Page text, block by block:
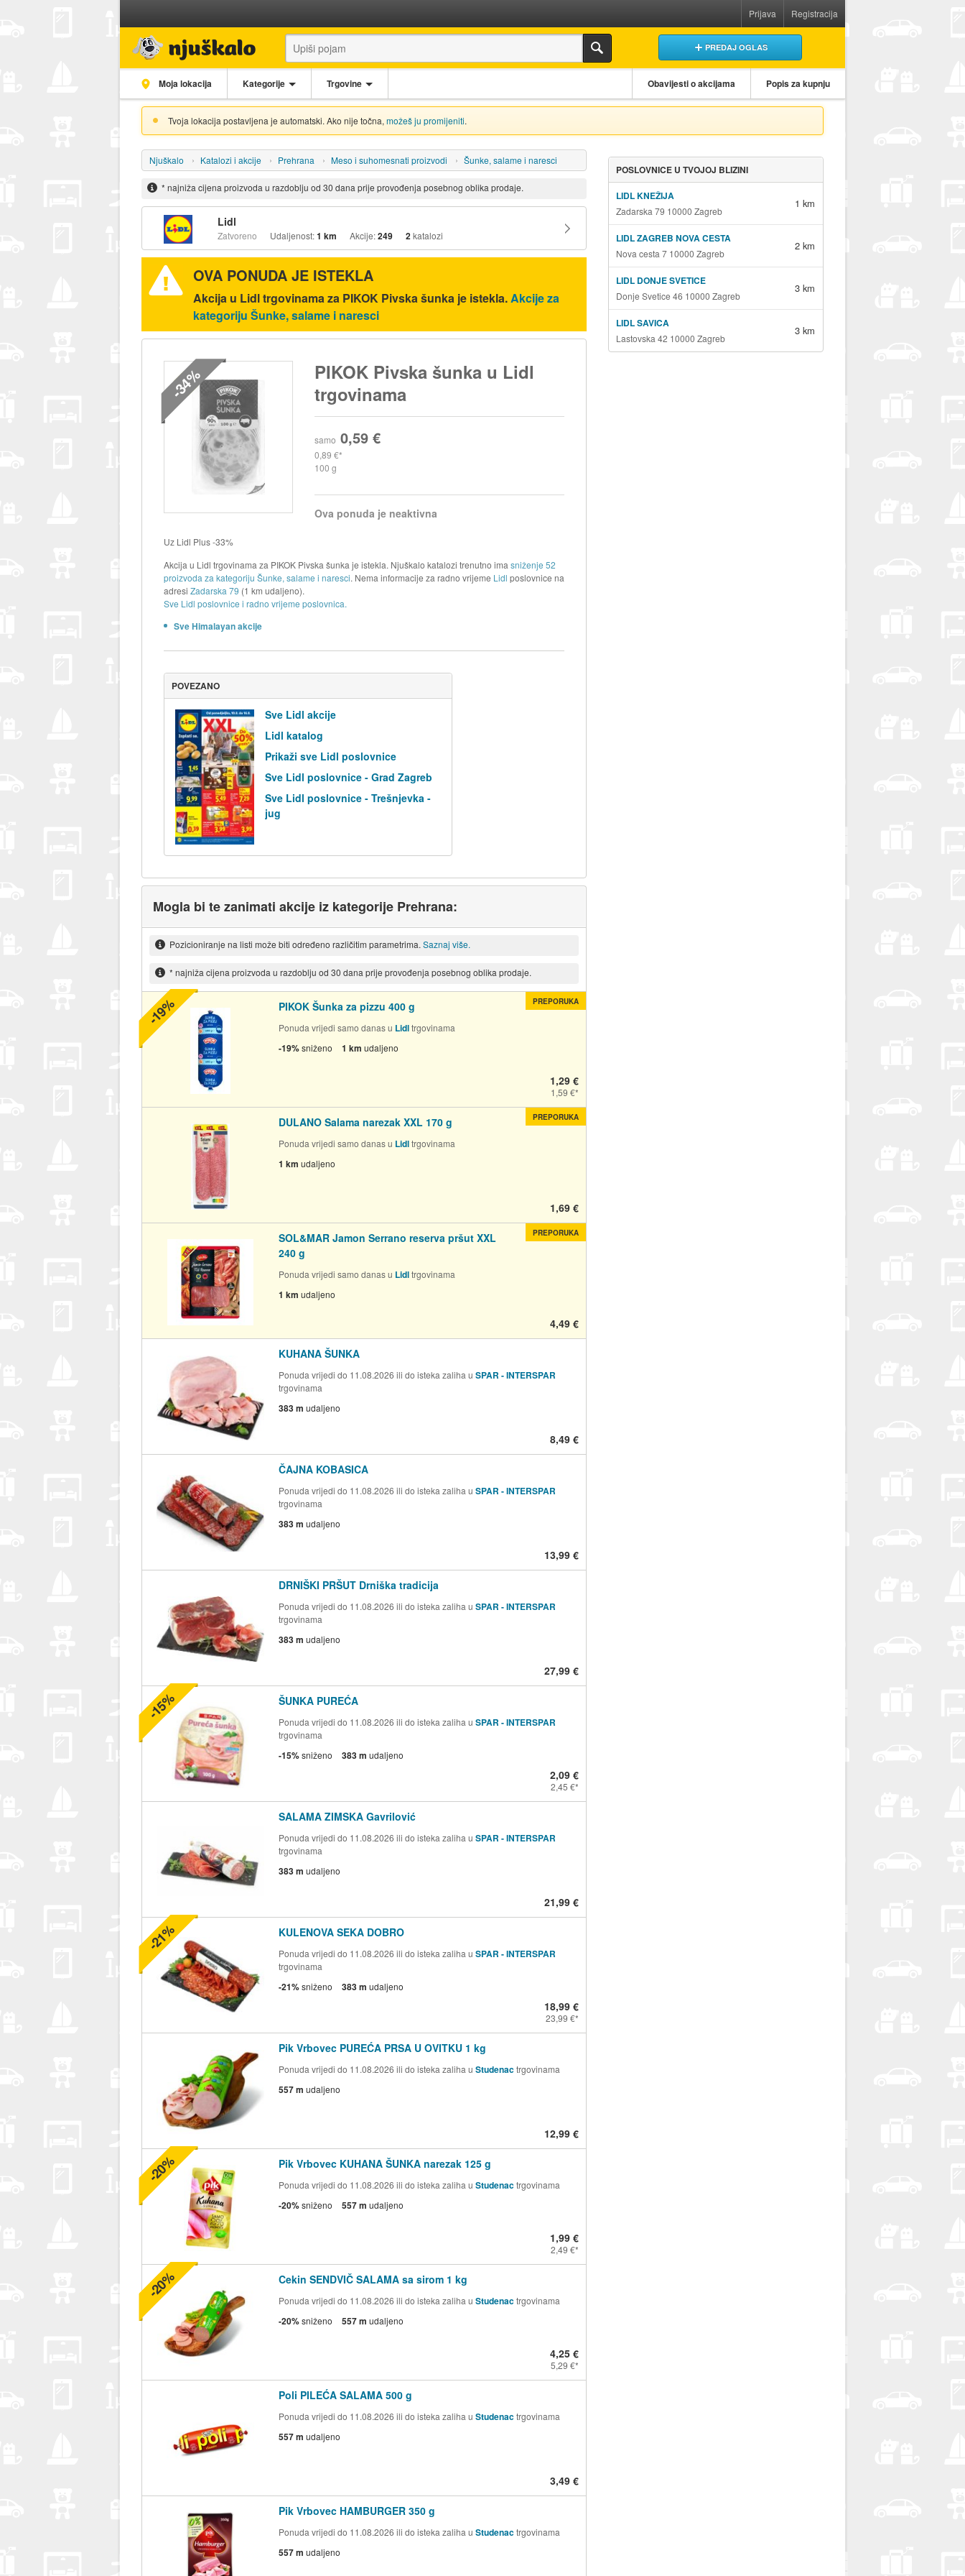
Prijava Registracija
PREDAJ OGLAS
Moja lokacija Kategorije Trgovine Obavijesti o akcijama Popis za kupnju
Tvoja lokacija postavljena je automatski. Ako nije točna, možeš ju promijeniti.
Njuškalo Katalozi i akcije Prehrana Meso i suhomesnati proizvodi Šunke, salame i naresci
* najniža cijena proizvoda u razdoblju od 30 dana prije provođenja posebnog oblika prodaje.
Lidl
Zatvoreno Udaljenost:1 km Akcije:249 2katalozi
OVA PONUDA JE ISTEKLA
Akcija u Lidl trgovinama za PIKOK Pivska šunka je istekla.Akcije za
kategoriju Šunke, salame i naresci
-34%
PIKOK Pivska šunka u Lidl
trgovinama
samo 0,59 €
0,89 €
100 g
Ova ponuda je neaktivna
Uz Lidl Plus -33%
Akcija u Lidl trgovinama za PIKOK Pivska šunka je istekla. Njuškalo katalozi trenutno imasniženje 52
proizvoda za kategoriju Šunke, salame i naresci. Nema informacije za radno vrijeme Lidl poslovnice na
adresi Zadarska 79 (1 km udaljeno).
Sve Lidl poslovnice i radno vrijeme poslovnica.
Sve Himalayan akcije
POVEZANO
Sve Lidl akcije
Lidl katalog
Prikaži sve Lidl poslovnice
Sve Lidl poslovnice - Grad Zagreb
Sve Lidl poslovnice - Trešnjevka -
jug
Mogla bi te zanimati akcije iz kategorije Prehrana:
Pozicioniranje na listi može biti određeno različitim parametrima. Saznaj više.
* najniža cijena proizvoda u razdoblju od 30 dana prije provođenja posebnog oblika prodaje.
PIKOK Šunka za pizzu 400 g
Ponuda vrijedi samo danas u Lidltrgovinama
-19%sniženo 1 km udaljeno
1,29 €
1,59 €
PREPORUKA
-19%
DULANO Salama narezak XXL 170 g
Ponuda vrijedi samo danas u Lidltrgovinama
1 km udaljeno
1,69 €
PREPORUKA
SOL&MAR Jamon Serrano reserva pršut XXL
240 g
Ponuda vrijedi samo danas u Lidltrgovinama
1 km udaljeno
4,49 €
PREPORUKA
KUHANA ŠUNKA
Ponuda vrijedi do 11.08.2026 ili do isteka zaliha u SPAR - INTERSPAR
trgovinama
383 m udaljeno
8,49 €
ČAJNA KOBASICA
Ponuda vrijedi do 11.08.2026 ili do isteka zaliha u SPAR - INTERSPAR
trgovinama
383 m udaljeno
13,99 €
DRNIŠKI PRŠUT Drniška tradicija
Ponuda vrijedi do 11.08.2026 ili do isteka zaliha u SPAR - INTERSPAR
trgovinama
383 m udaljeno
27,99 €
ŠUNKA PUREĆA
Ponuda vrijedi do 11.08.2026 ili do isteka zaliha u SPAR - INTERSPAR
trgovinama
-15%sniženo 383 m udaljeno
2,09 €
2,45 €
-15%
SALAMA ZIMSKA Gavrilović
Ponuda vrijedi do 11.08.2026 ili do isteka zaliha u SPAR - INTERSPAR
trgovinama
383 m udaljeno
21,99 €
KULENOVA SEKA DOBRO
Ponuda vrijedi do 11.08.2026 ili do isteka zaliha u SPAR - INTERSPAR
trgovinama
-21%sniženo 383 m udaljeno
18,99 €
23,99 €
-21%
Pik Vrbovec PUREĆA PRSA U OVITKU 1 kg
Ponuda vrijedi do 11.08.2026 ili do isteka zaliha u Studenactrgovinama
557 m udaljeno
12,99 €
Pik Vrbovec KUHANA ŠUNKA narezak 125 g
Ponuda vrijedi do 11.08.2026 ili do isteka zaliha u Studenactrgovinama
-20%sniženo 557 m udaljeno
1,99 €
2,49 €
-20%
Cekin SENDVIČ SALAMA sa sirom 1 kg
Ponuda vrijedi do 11.08.2026 ili do isteka zaliha u Studenactrgovinama
-20%sniženo 557 m udaljeno
4,25 €
5,29 €
-20%
Poli PILEĆA SALAMA 500 g
Ponuda vrijedi do 11.08.2026 ili do isteka zaliha u Studenactrgovinama
557 m udaljeno
3,49 €
Pik Vrbovec HAMBURGER 350 g
Ponuda vrijedi do 11.08.2026 ili do isteka zaliha u Studenactrgovinama
557 m udaljeno
POSLOVNICE U TVOJOJ BLIZINI
LIDL KNEŽIJA
Zadarska 79 10000 Zagreb
1 km
LIDL ZAGREB NOVA CESTA
Nova cesta 7 10000 Zagreb
2 km
LIDL DONJE SVETICE
Donje Svetice 46 10000 Zagreb
3 km
LIDL SAVICA
Lastovska 42 10000 Zagreb
3 km